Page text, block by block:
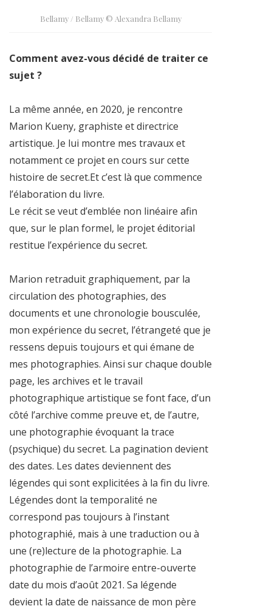
Bellamy / Bellamy © Alexandra Bellamy
Comment avez-vous décidé de traiter ce
sujet ?
La même année, en 2020, je rencontre
Marion Kueny, graphiste et directrice
artistique. Je lui montre mes travaux et
notamment ce projet en cours sur cette
histoire de secret.Et c’est là que commence
l’élaboration du livre.
Le récit se veut d’emblée non linéaire afin
que, sur le plan formel, le projet éditorial
restitue l’expérience du secret.
Marion retraduit graphiquement, par la
circulation des photographies, des
documents et une chronologie bousculée,
mon expérience du secret, l’étrangeté que je
ressens depuis toujours et qui émane de
mes photographies. Ainsi sur chaque double
page, les archives et le travail
photographique artistique se font face, d’un
côté l’archive comme preuve et, de l’autre,
une photographie évoquant la trace
(psychique) du secret. La pagination devient
des dates. Les dates deviennent des
légendes qui sont explicitées à la fin du livre.
Légendes dont la temporalité ne
correspond pas toujours à l’instant
photographié, mais à une traduction ou à
une (re)lecture de la photographie. La
photographie de l’armoire entre-ouverte
date du mois d’août 2021. Sa légende
devient la date de naissance de mon père